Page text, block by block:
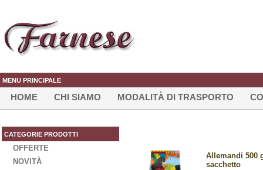
MENU PRINCIPALE
HOME CHI SIAMO MODALITÀ DI TRASPORTO
CATEGORIE PRODOTTI
OFFERTE
NOVITÀ
Allemandi 500
sacchetto